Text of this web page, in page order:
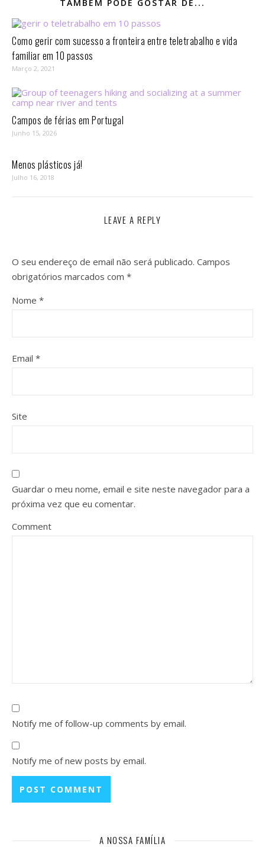
TAMBÉM PODE GOSTAR DE...
Como gerir com sucesso a fronteira entre teletrabalho e vida
familiar em 10 passos⁣
Março 2, 2021
Campos de férias em Portugal
Junho 15, 2026
Menos plásticos já!
Julho 16, 2018
LEAVE A REPLY
O seu endereço de email não será publicado. Campos
obrigatórios marcados com *
Nome *
Email *
Site
Guardar o meu nome, email e site neste navegador para a
próxima vez que eu comentar.
Comment
Notify me of follow-up comments by email.
Notify me of new posts by email.
A NOSSA FAMÍLIA